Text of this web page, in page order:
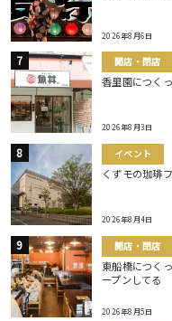
2026年8月6日
開店・閉店
香里園につく
2026年8月3日
イベント
くずモの珈琲
2026年8月4日
開店・閉店
東船橋につく
ープンしてる
2026年8月5日